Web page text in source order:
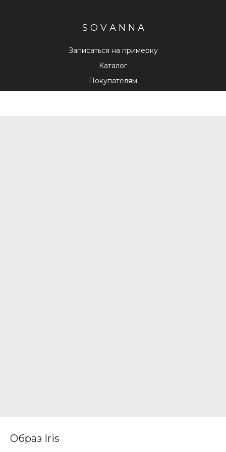
S O V A N N A
Каталог
Покупателям
Записаться на примерку
Образ Iris